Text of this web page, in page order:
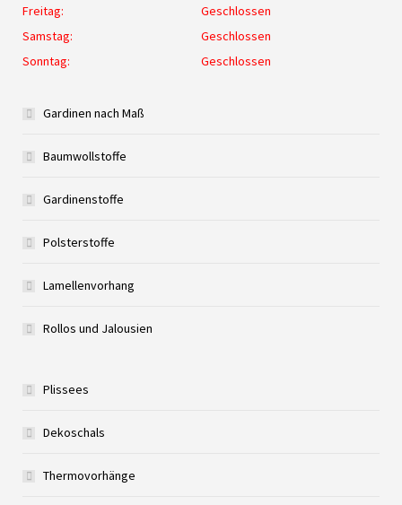
Freitag:
Geschlossen
Samstag:
Geschlossen
Sonntag:
Geschlossen
Gardinen nach Maß
Baumwollstoffe
Gardinenstoffe
Polsterstoffe
Lamellenvorhang
Rollos und Jalousien
Plissees
Dekoschals
Thermovorhänge